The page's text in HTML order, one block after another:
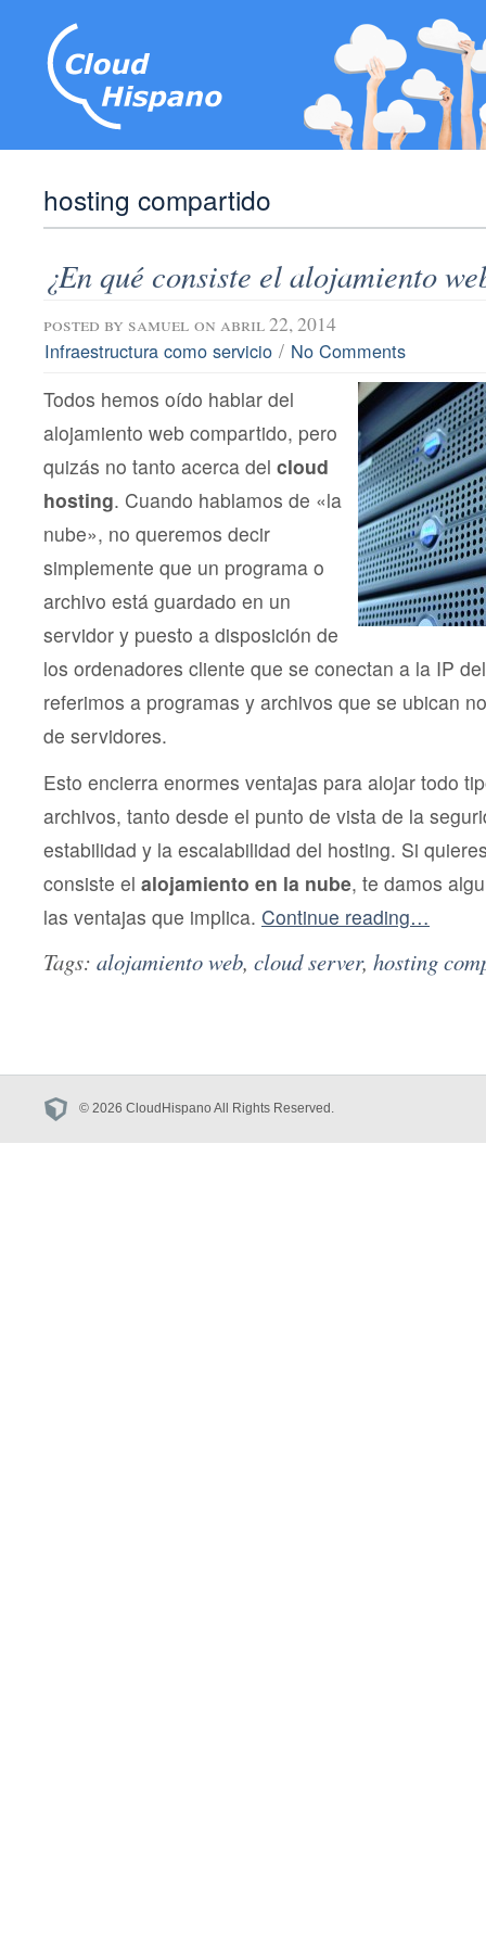
hosting compartido
¿En qué consiste el alojamiento
posted by samuel on abril 22, 2014
Infraestructura como servicio / No Comments
Todos hemos oído hablar del
alojamiento web compartido, pero
quizás no tanto acerca del cloud
hosting. Cuando hablamos de «la
nube», no queremos decir
simplemente que un programa o
archivo está guardado en un
servidor y puesto a disposición de
los ordenadores cliente que se conectan a la IP
referimos a programas y archivos que se ubican
de servidores.
Esto encierra enormes ventajas para alojar todo
archivos, tanto desde el punto de vista de la
estabilidad y la escalabilidad del hosting. Si
consiste el alojamiento en la nube, te damos
las ventajas que implica. Continue reading…
Tags: alojamiento web, cloud server, hosting
© 2026 CloudHispano All Rights Reserved.